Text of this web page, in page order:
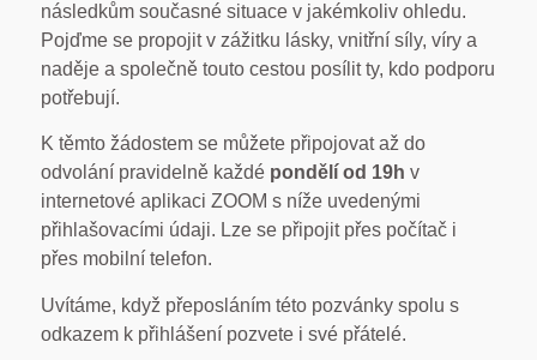
následkům současné situace v jakémkoliv ohledu.
Pojďme se propojit v zážitku lásky, vnitřní síly, víry a
naděje a společně touto cestou posílit ty, kdo podporu
potřebují.
K těmto žádostem se můžete připojovat až do
odvolání pravidelně každé pondělí od 19h v
internetové aplikaci ZOOM s níže uvedenými
přihlašovacími údaji. Lze se připojit přes počítač i
přes mobilní telefon.
Uvítáme, když přeposláním této pozvánky spolu s
odkazem k přihlášení pozvete i své přátelé.